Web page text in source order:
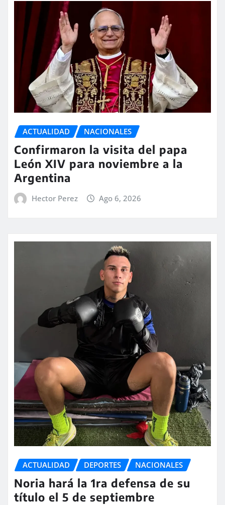
ACTUALIDAD NACIONALES
Confirmaron la visita del papa
León XIV para noviembre a la
Argentina
Hector Perez Ago 6, 2026
ACTUALIDAD DEPORTES NACIONALES
Noria hará la 1ra defensa de su
título el 5 de septiembre